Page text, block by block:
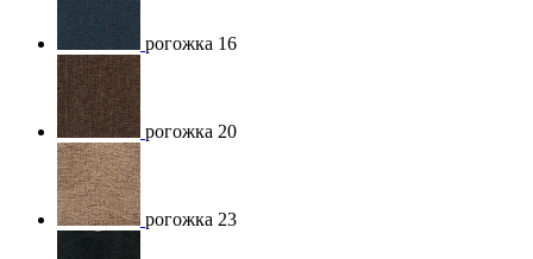
рогожка 16
рогожка 20
рогожка 23